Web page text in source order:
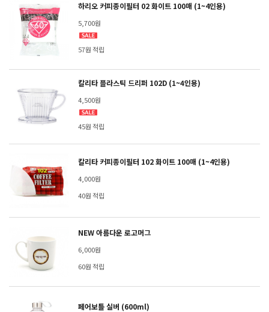
하리오 커피종이필터 02 화이트 100매 (1~4인용)
5,700원
57원 적립
칼리타 플라스틱 드리퍼 102D (1~4인용)
4,500원
45원 적립
칼리타 커피종이필터 102 화이트 100매 (1~4인용)
4,000원
40원 적립
NEW 아름다운 로고머그
6,000원
60원 적립
페어보틀 실버 (600ml)